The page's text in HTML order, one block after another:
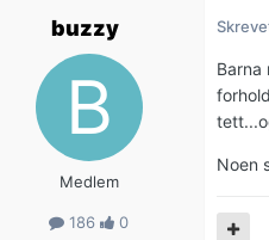
buzzy
Medlem
186 0
Barna
Noen